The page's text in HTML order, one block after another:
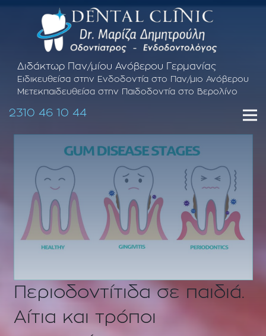
Διδάκτωρ Παν/μίου Ανόβερου Γερμανίας
Ειδικευθείσα στην Ενδοδοντία στο Παν/μιο Ανόβερου
Μετεκπαιδευθείσα στην Παιδοδοντία στο Βερολίνο
2310 46 10 44
Περιοδοντίτιδα σε παιδιά.
Αίτια και τρόποι